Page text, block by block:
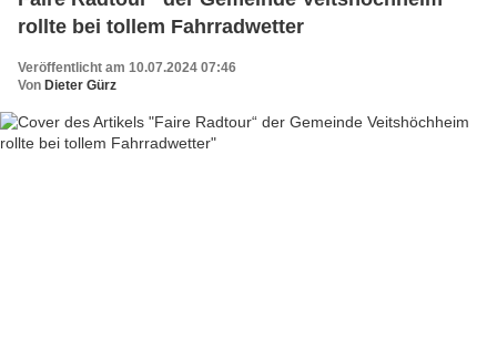
rollte bei tollem Fahrradwetter
Veröffentlicht am 10.07.2024 07:46
Von Dieter Gürz